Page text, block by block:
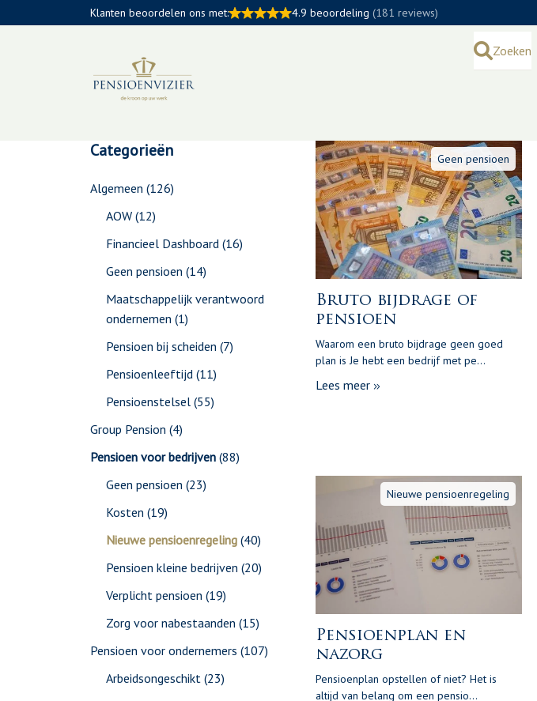
Klanten beoordelen ons met: 4.9 beoordeling (181 reviews)
Zoeken
Categorieën
Algemeen (126)
AOW (12)
Financieel Dashboard (16)
Geen pensioen (14)
Maatschappelijk verantwoord
ondernemen (1)
Pensioen bij scheiden (7)
Pensioenleeftijd (11)
Pensioenstelsel (55)
Group Pension (4)
Pensioen voor bedrijven (88)
Geen pensioen (23)
Kosten (19)
Nieuwe pensioenregeling (40)
Pensioen kleine bedrijven (20)
Verplicht pensioen (19)
Zorg voor nabestaanden (15)
Pensioen voor ondernemers (107)
Arbeidsongeschikt (23)
Geen pensioen
Bruto bijdrage of
pensioen
Waarom een bruto bijdrage geen goed
plan is Je hebt een bedrijf met pe...
Lees meer
Nieuwe pensioenregeling
Pensioenplan en
nazorg
Pensioenplan opstellen of niet? Het is
altijd van belang om een pensio...